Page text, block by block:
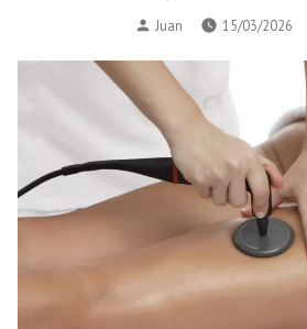
Publicado
Juan 15/03/2026